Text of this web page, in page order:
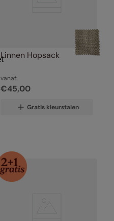
Linnen Hopsack
vanaf:
€45,00
Gratis kleurstalen